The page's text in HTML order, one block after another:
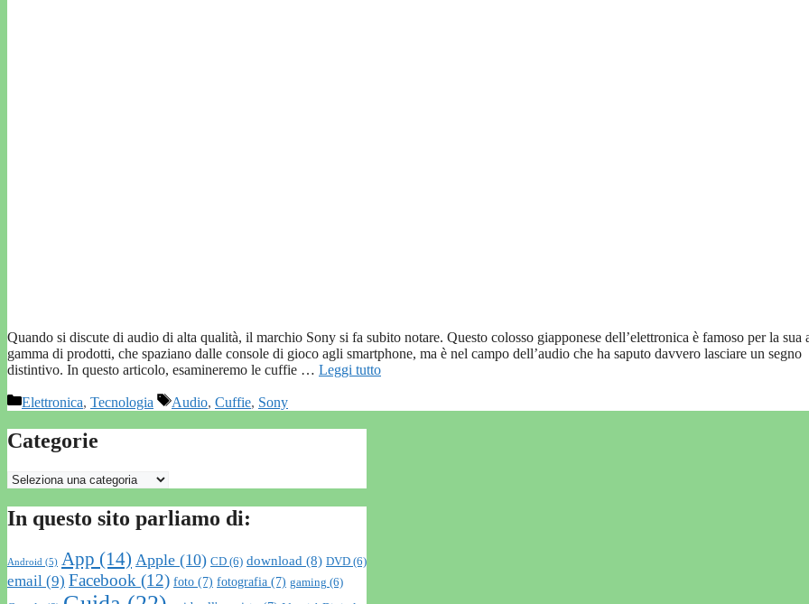
Quando si discute di audio di alta qualità, il marchio Sony si fa subito notare. Questo colosso giapponese dell’elettronica è famoso per la sua
gamma di prodotti, che spaziano dalle console di gioco agli smartphone, ma è nel campo dell’audio che ha saputo davvero lasciare un segno
distintivo. In questo articolo, esamineremo le cuffie … Leggi tutto
Categorie
Elettronica, Tecnologia Tag
Audio, Cuffie, Sony
Categorie
Categorie
In questo sito parliamo di:
Android (5) App (14) Apple (10) CD (6) download (8) DVD (6)
email (9) Facebook (12) foto (7) fotografia (7) gaming (6)